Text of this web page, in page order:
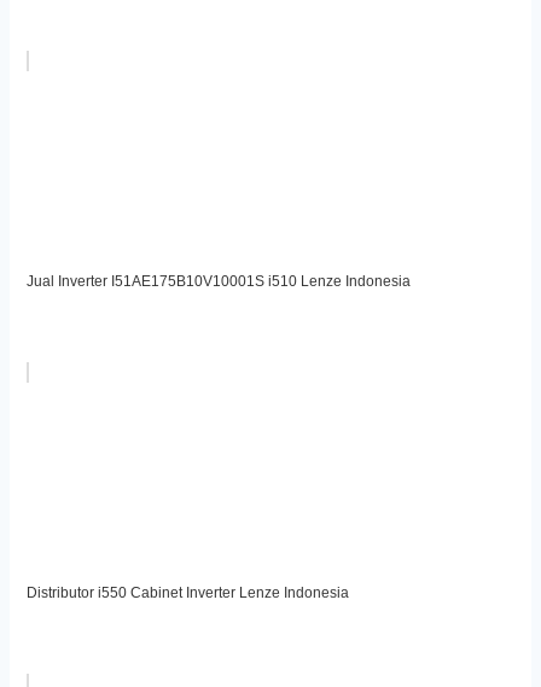
Jual Inverter I51AE175B10V10001S i510 Lenze Indonesia
Distributor i550 Cabinet Inverter Lenze Indonesia